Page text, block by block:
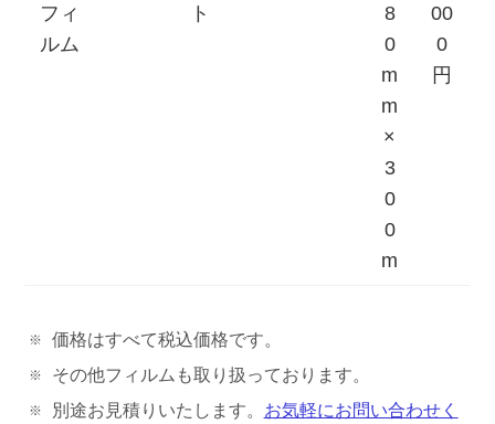
フィ
ルム
ト
8
0
m
m
×
3
0
0
m
00
0
円
価格はすべて税込価格です。
その他フィルムも取り扱っております。
別途お見積りいたします。 お気軽にお問い合わせく